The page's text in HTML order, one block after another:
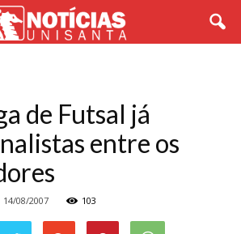
de Futsal já
entre os
14/08/2007 103